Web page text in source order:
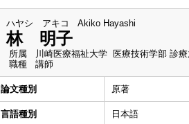
ハヤシ アキコ Akiko Hayashi
林 明子
所属
川崎医療福祉大学 医療技術学部 診
職種
講師
論文種別 原著
言語種別 日本語